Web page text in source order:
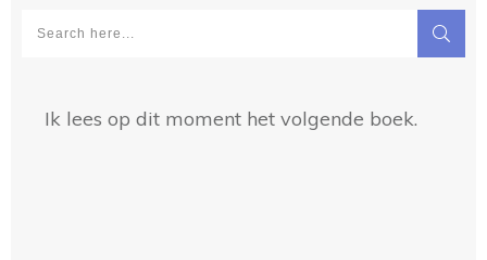
Ik lees op dit moment het volgende boek.